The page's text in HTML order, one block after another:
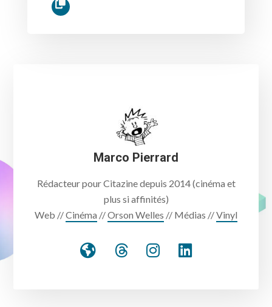
Marco Pierrard
Rédacteur pour Citazine depuis 2014 (cinéma et
plus si affinités)
Web //Cinéma //Orson Welles // Médias //Vinyl